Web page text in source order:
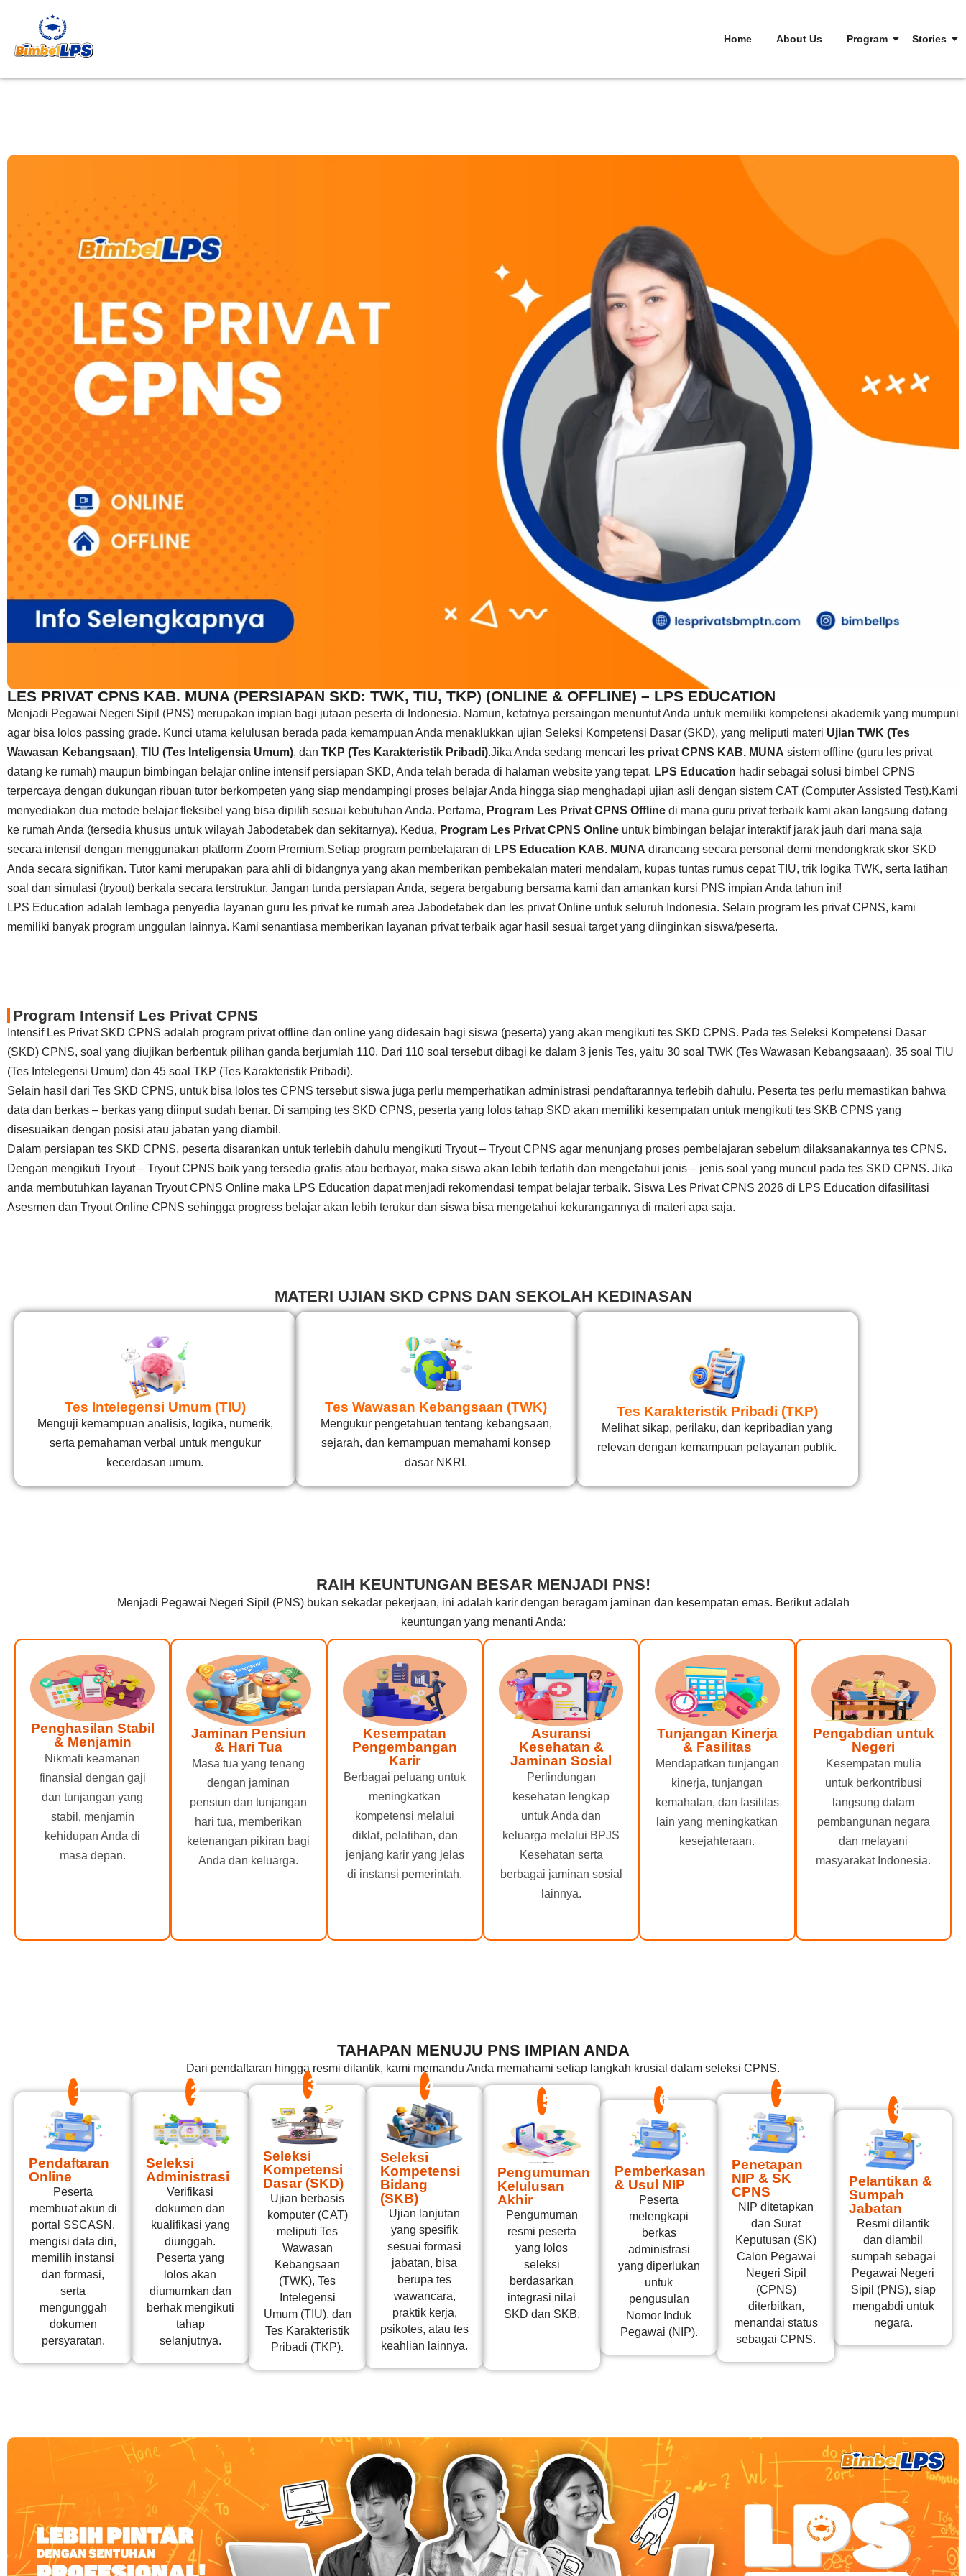
Home About Us Program Stories
LES PRIVAT CPNS KAB. MUNA (PERSIAPAN SKD: TWK, TIU, TKP) (ONLINE & OFFLINE) – LPS EDUCATION
Menjadi Pegawai Negeri Sipil (PNS) merupakan impian bagi jutaan peserta di Indonesia. Namun, ketatnya persaingan menuntut Anda untuk memiliki kompetensi akademik yang mumpuni
agar bisa lolos passing grade. Kunci utama kelulusan berada pada kemampuan Anda menaklukkan ujian Seleksi Kompetensi Dasar (SKD), yang meliputi materi Ujian TWK (Tes
Wawasan Kebangsaan), TIU (Tes Inteligensia Umum), dan TKP (Tes Karakteristik Pribadi).Jika Anda sedang mencari les privat CPNS KAB. MUNA sistem offline (guru les privat
datang ke rumah) maupun bimbingan belajar online intensif persiapan SKD, Anda telah berada di halaman website yang tepat. LPS Education hadir sebagai solusi bimbel CPNS
terpercaya dengan dukungan ribuan tutor berkompeten yang siap mendampingi proses belajar Anda hingga siap menghadapi ujian asli dengan sistem CAT (Computer Assisted Test).Kami
menyediakan dua metode belajar fleksibel yang bisa dipilih sesuai kebutuhan Anda. Pertama, Program Les Privat CPNS Offline di mana guru privat terbaik kami akan langsung datang
ke rumah Anda (tersedia khusus untuk wilayah Jabodetabek dan sekitarnya). Kedua, Program Les Privat CPNS Online untuk bimbingan belajar interaktif jarak jauh dari mana saja
secara intensif dengan menggunakan platform Zoom Premium.Setiap program pembelajaran di LPS Education KAB. MUNA dirancang secara personal demi mendongkrak skor SKD
Anda secara signifikan. Tutor kami merupakan para ahli di bidangnya yang akan memberikan pembekalan materi mendalam, kupas tuntas rumus cepat TIU, trik logika TWK, serta latihan
soal dan simulasi (tryout) berkala secara terstruktur. Jangan tunda persiapan Anda, segera bergabung bersama kami dan amankan kursi PNS impian Anda tahun ini!
LPS Education adalah lembaga penyedia layanan guru les privat ke rumah area Jabodetabek dan les privat Online untuk seluruh Indonesia. Selain program les privat CPNS, kami
memiliki banyak program unggulan lainnya. Kami senantiasa memberikan layanan privat terbaik agar hasil sesuai target yang diinginkan siswa/peserta.
Program Intensif Les Privat CPNS
Intensif Les Privat SKD CPNS adalah program privat offline dan online yang didesain bagi siswa (peserta) yang akan mengikuti tes SKD CPNS. Pada tes Seleksi Kompetensi Dasar
(SKD) CPNS, soal yang diujikan berbentuk pilihan ganda berjumlah 110. Dari 110 soal tersebut dibagi ke dalam 3 jenis Tes, yaitu 30 soal TWK (Tes Wawasan Kebangsaaan), 35 soal TIU
(Tes Intelegensi Umum) dan 45 soal TKP (Tes Karakteristik Pribadi).
Selain hasil dari Tes SKD CPNS, untuk bisa lolos tes CPNS tersebut siswa juga perlu memperhatikan administrasi pendaftarannya terlebih dahulu. Peserta tes perlu memastikan bahwa
data dan berkas – berkas yang diinput sudah benar. Di samping tes SKD CPNS, peserta yang lolos tahap SKD akan memiliki kesempatan untuk mengikuti tes SKB CPNS yang
disesuaikan dengan posisi atau jabatan yang diambil.
Dalam persiapan tes SKD CPNS, peserta disarankan untuk terlebih dahulu mengikuti Tryout – Tryout CPNS agar menunjang proses pembelajaran sebelum dilaksanakannya tes CPNS.
Dengan mengikuti Tryout – Tryout CPNS baik yang tersedia gratis atau berbayar, maka siswa akan lebih terlatih dan mengetahui jenis – jenis soal yang muncul pada tes SKD CPNS. Jika
anda membutuhkan layanan Tryout CPNS Online maka LPS Education dapat menjadi rekomendasi tempat belajar terbaik. Siswa Les Privat CPNS 2026 di LPS Education difasilitasi
Asesmen dan Tryout Online CPNS sehingga progress belajar akan lebih terukur dan siswa bisa mengetahui kekurangannya di materi apa saja.
MATERI UJIAN SKD CPNS DAN SEKOLAH KEDINASAN
Tes Intelegensi Umum (TIU)
Menguji kemampuan analisis, logika, numerik,
serta pemahaman verbal untuk mengukur
kecerdasan umum.
Tes Wawasan Kebangsaan (TWK)
Mengukur pengetahuan tentang kebangsaan,
sejarah, dan kemampuan memahami konsep
dasar NKRI.
Tes Karakteristik Pribadi (TKP)
Melihat sikap, perilaku, dan kepribadian yang
relevan dengan kemampuan pelayanan publik.
RAIH KEUNTUNGAN BESAR MENJADI PNS!
Menjadi Pegawai Negeri Sipil (PNS) bukan sekadar pekerjaan, ini adalah karir dengan beragam jaminan dan kesempatan emas. Berikut adalah
keuntungan yang menanti Anda:
Penghasilan Stabil
& Menjamin
Nikmati keamanan
finansial dengan gaji
dan tunjangan yang
stabil, menjamin
kehidupan Anda di
masa depan.
Jaminan Pensiun
& Hari Tua
Masa tua yang tenang
dengan jaminan
pensiun dan tunjangan
hari tua, memberikan
ketenangan pikiran bagi
Anda dan keluarga.
Kesempatan
Pengembangan
Karir
Berbagai peluang untuk
meningkatkan
kompetensi melalui
diklat, pelatihan, dan
jenjang karir yang jelas
di instansi pemerintah.
Asuransi
Kesehatan &
Jaminan Sosial
Perlindungan
kesehatan lengkap
untuk Anda dan
keluarga melalui BPJS
Kesehatan serta
berbagai jaminan sosial
lainnya.
Tunjangan Kinerja
& Fasilitas
Mendapatkan tunjangan
kinerja, tunjangan
kemahalan, dan fasilitas
lain yang meningkatkan
kesejahteraan.
Pengabdian untuk
Negeri
Kesempatan mulia
untuk berkontribusi
langsung dalam
pembangunan negara
dan melayani
masyarakat Indonesia.
TAHAPAN MENUJU PNS IMPIAN ANDA
Dari pendaftaran hingga resmi dilantik, kami memandu Anda memahami setiap langkah krusial dalam seleksi CPNS.
1
Pendaftaran
Online
Peserta
membuat akun di
portal SSCASN,
mengisi data diri,
memilih instansi
dan formasi,
serta
mengunggah
dokumen
persyaratan.
2
Seleksi
Administrasi
Verifikasi
dokumen dan
kualifikasi yang
diunggah.
Peserta yang
lolos akan
diumumkan dan
berhak mengikuti
tahap
selanjutnya.
3
Seleksi
Kompetensi
Dasar (SKD)
Ujian berbasis
komputer (CAT)
meliputi Tes
Wawasan
Kebangsaan
(TWK), Tes
Intelegensi
Umum (TIU), dan
Tes Karakteristik
Pribadi (TKP).
4
Seleksi
Kompetensi
Bidang
(SKB)
Ujian lanjutan
yang spesifik
sesuai formasi
jabatan, bisa
berupa tes
wawancara,
praktik kerja,
psikotes, atau tes
keahlian lainnya.
5
Pengumuman
Kelulusan
Akhir
Pengumuman
resmi peserta
yang lolos
seleksi
berdasarkan
integrasi nilai
SKD dan SKB.
6
Pemberkasan
& Usul NIP
Peserta
melengkapi
berkas
administrasi
yang diperlukan
untuk
pengusulan
Nomor Induk
Pegawai (NIP).
7
Penetapan
NIP & SK
CPNS
NIP ditetapkan
dan Surat
Keputusan (SK)
Calon Pegawai
Negeri Sipil
(CPNS)
diterbitkan,
menandai status
sebagai CPNS.
8
Pelantikan &
Sumpah
Jabatan
Resmi dilantik
dan diambil
sumpah sebagai
Pegawai Negeri
Sipil (PNS), siap
mengabdi untuk
negara.